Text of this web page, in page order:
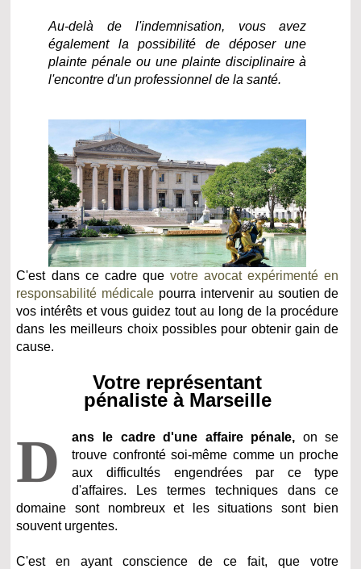
Au-delà de l'indemnisation, vous avez
également la possibilité de déposer une
plainte pénale ou une plainte disciplinaire à
l'encontre d'un professionnel de la santé.
C'est dans ce cadre quevotre avocat expérimenté en
responsabilité médicale pourra intervenir au soutien de
vos intérêts et vous guidez tout au long de la procédure
dans les meilleurs choix possibles pour obtenir gain de
cause.
Votre représentant
pénaliste à Marseille
D ans le cadre d'une affaire pénale, on se
trouve confronté soi-même comme un proche
aux difficultés engendrées par ce type
d'affaires. Les termes techniques dans ce
domaine sont nombreux et les situations sont bien
souvent urgentes.
C'est en ayant conscience de ce fait, que votre